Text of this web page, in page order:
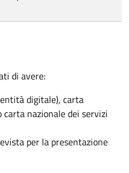
di avere:
digitale), carta
carta nazionale dei servizi
per la presentazione